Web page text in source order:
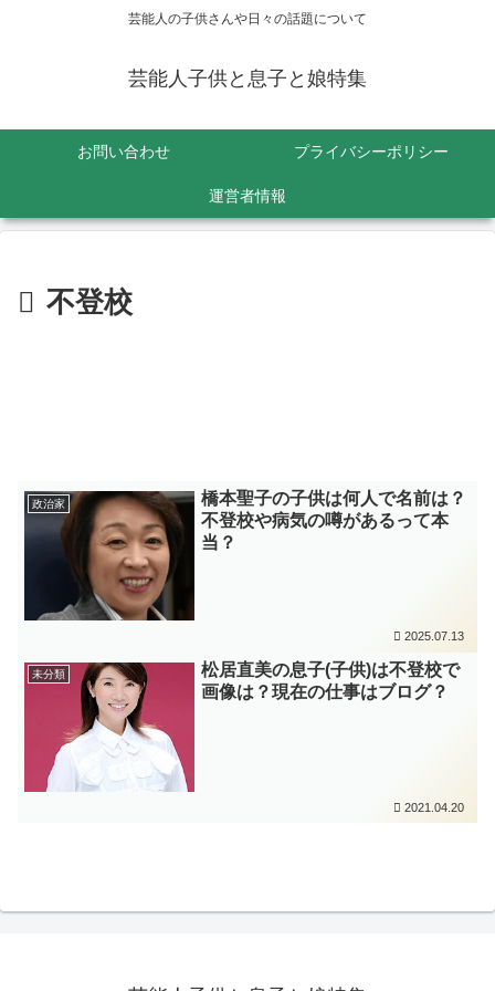
芸能人の子供さんや日々の話題について
芸能人子供と息子と娘特集
お問い合わせ プライバシーポリシー
運営者情報
不登校
政治家
橋本聖子の子供は何人で名前は？
不登校や病気の噂があるって本
当？
2025.07.13
未分類
松居直美の息子(子供)は不登校で
画像は？現在の仕事はブログ？
2021.04.20